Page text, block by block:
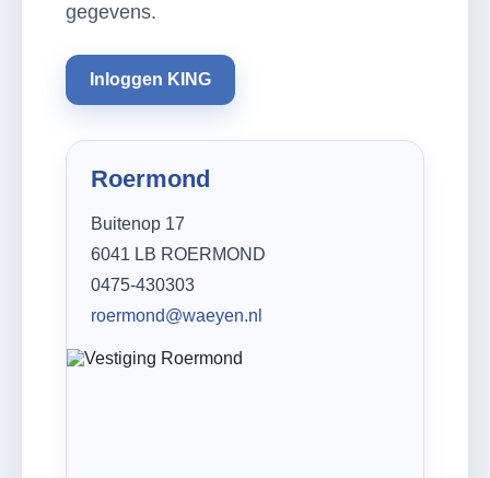
gegevens.
Inloggen KING
Roermond
Buitenop 17
6041 LB ROERMOND
0475-430303
roermond@waeyen.nl